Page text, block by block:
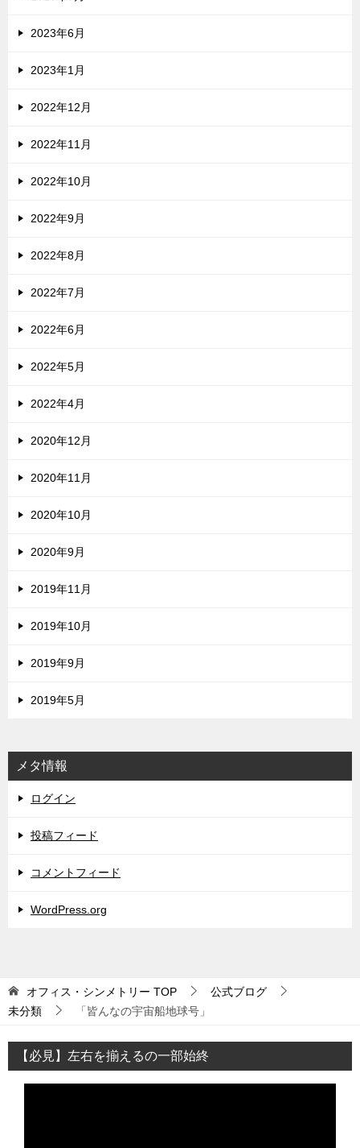
2023年6月
2023年1月
2022年12月
2022年11月
2022年10月
2022年9月
2022年8月
2022年7月
2022年6月
2022年5月
2022年4月
2020年12月
2020年11月
2020年10月
2020年9月
2019年11月
2019年10月
2019年9月
2019年5月
メタ情報
ログイン
投稿フィード
コメントフィード
WordPress.org
オフィス・シンメトリー TOP
公式ブログ
未分類
「皆んなの宇宙船地球号」
【必見】左右を揃えるの一部始終